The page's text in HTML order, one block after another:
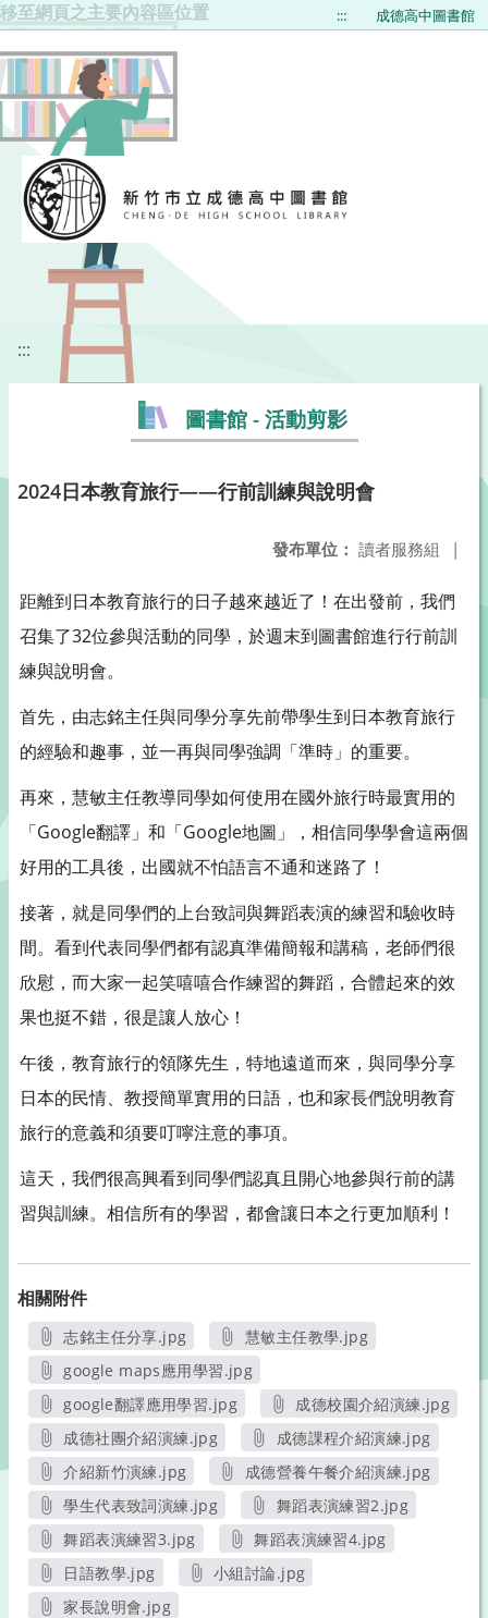
移至網頁之主要內容區位置 ::: 成德高中圖書館
:::
圖書館 - 活動剪影
2024日本教育旅行——行前訓練與說明會
發布單位： 讀者服務組 |
距離到日本教育旅行的日子越來越近了！在出發前，我們
召集了32位參與活動的同學，於週末到圖書館進行行前訓
練與說明會。
首先，由志銘主任與同學分享先前帶學生到日本教育旅行
的經驗和趣事，並一再與同學強調「準時」的重要。
再來，慧敏主任教導同學如何使用在國外旅行時最實用的
「Google翻譯」和「Google地圖」，相信同學學會這兩個
好用的工具後，出國就不怕語言不通和迷路了！
接著，就是同學們的上台致詞與舞蹈表演的練習和驗收時
間。看到代表同學們都有認真準備簡報和講稿，老師們很
欣慰，而大家一起笑嘻嘻合作練習的舞蹈，合體起來的效
果也挺不錯，很是讓人放心！
午後，教育旅行的領隊先生，特地遠道而來，與同學分享
日本的民情、教授簡單實用的日語，也和家長們說明教育
旅行的意義和須要叮嚀注意的事項。
這天，我們很高興看到同學們認真且開心地參與行前的講
習與訓練。相信所有的學習，都會讓日本之行更加順利！
相關附件
志銘主任分享.jpg
另開新視窗
慧敏主任教學.jpg
google maps應用學習.jpg
另開新視窗
google翻譯應用學習.jpg
另開新視窗
成德校園介紹演練.jpg
另開新視窗
成德社團介紹演練.jpg
另開新視窗
成德課程介紹演練.jpg
另開新視窗
介紹新竹演練.jpg
另開新視窗
成德營養午餐介紹演練.jpg
另開新視窗
學生代表致詞演練.jpg
另開新視窗
舞蹈表演練習2.jpg
另開新視窗
舞蹈表演練習3.jpg
另開新視窗
舞蹈表演練習4.jpg
另開新視窗
日語教學.jpg
另開新視窗
小組討論.jpg
家長說明會.jpg